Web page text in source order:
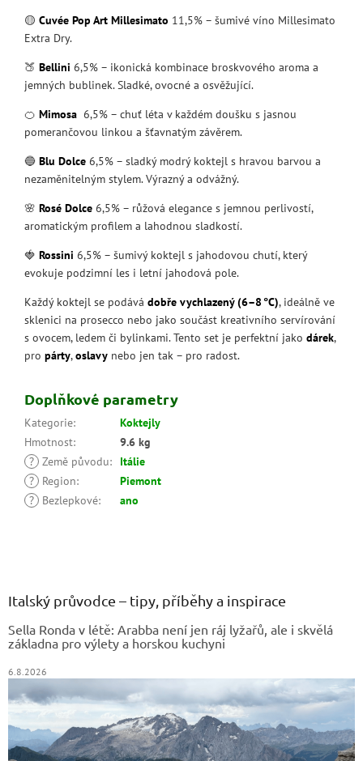
🟡 Cuvée Pop Art Millesimato 11,5% – šumivé víno Millesimato
Extra Dry.
🍑 Bellini 6,5% – ikonická kombinace broskvového aroma a
jemných bublinek. Sladké, ovocné a osvěžující.
🍊 Mimosa 6,5% – chuť léta v každém doušku s jasnou
pomerančovou linkou a šťavnatým závěrem.
🔵 Blu Dolce 6,5% – sladký modrý koktejl s hravou barvou a
nezaměnitelným stylem. Výrazný a odvážný.
🌸 Rosé Dolce 6,5% – růžová elegance s jemnou perlivostí,
aromatickým profilem a lahodnou sladkostí.
🍓 Rossini 6,5% – šumivý koktejl s jahodovou chutí, který
evokuje podzimní les i letní jahodová pole.
Každý koktejl se podává dobře vychlazený (6–8 °C), ideálně ve
sklenici na prosecco nebo jako součást kreativního servírování
s ovocem, ledem či bylinkami. Tento set je perfektní jako dárek,
pro párty,oslavy nebo jen tak – pro radost.
Doplňkové parametry
Kategorie:
Koktejly
Hmotnost:
9.6 kg
? Země původu:
Itálie
?
Region:
Piemont
?
Bezlepkové: ano
Italský průvodce – tipy, příběhy a inspirace
Sella Ronda v létě: Arabba není jen ráj lyžařů, ale i skvělá
základna pro výlety a horskou kuchyni
6.8.2026